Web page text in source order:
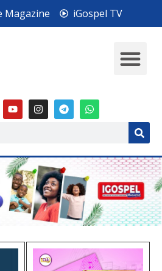
Magazine iGospel TV